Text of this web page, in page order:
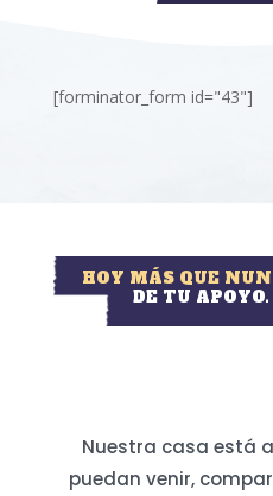
[forminator_form id="43"]
HOY MÁS QUE
DE TU APOYO.
Nuestra casa está
puedan venir,